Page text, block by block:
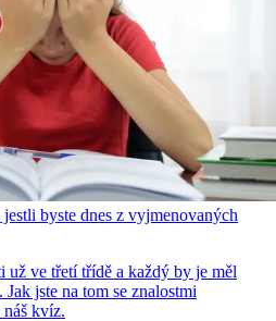
byste dnes z vyjmenovaných
už ve třetí třídě a každý by je měl
jste na tom se znalostmi
náš kvíz.